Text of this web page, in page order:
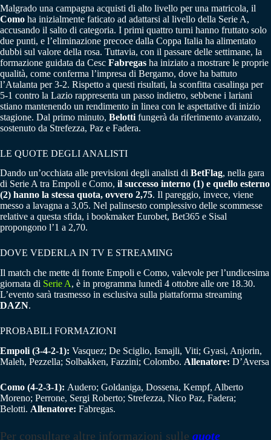
Malgrado una campagna acquisti di alto livello per una matricola, il
Como ha inizialmente faticato ad adattarsi al livello della Serie A,
accusando il salto di categoria. I primi quattro turni hanno fruttato solo
due punti, e l’eliminazione precoce dalla Coppa Italia ha alimentato
dubbi sul valore della rosa. Tuttavia, con il passare delle settimane, la
formazione guidata da Cesc Fabregas ha iniziato a mostrare le proprie
qualità, come conferma l’impresa di Bergamo, dove ha battuto
l’Atalanta per 3-2. Rispetto a questi risultati, la sconfitta casalinga per
5-1 contro la Lazio rappresenta un passo indietro, sebbene i lariani
stiano mantenendo un rendimento in linea con le aspettative di inizio
stagione. Dal primo minuto, Belotti fungerà da riferimento avanzato,
sostenuto da Strefezza, Paz e Fadera.
LE QUOTE DEGLI ANALISTI
Dando un’occhiata alle previsioni degli analisti di BetFlag, nella gara
di Serie A tra Empoli e Como, il successo interno (1) e quello esterno
(2) hanno la stessa quota, ovvero 2,75. Il pareggio, invece, viene
messo a lavagna a 3,05. Nel palinsesto complessivo delle scommesse
relative a questa sfida, i bookmaker Eurobet, Bet365 e Sisal
propongono l’1 a 2,70.
DOVE VEDERLA IN TV E STREAMING
Il match che mette di fronte Empoli e Como, valevole per l’undicesima
giornata di Serie A, è in programma lunedì 4 ottobre alle ore 18.30.
L’evento sarà trasmesso in esclusiva sulla piattaforma streaming
DAZN.
PROBABILI FORMAZIONI
Empoli (3-4-2-1): Vasquez; De Sciglio, Ismajli, Viti; Gyasi, Anjorin,
Maleh, Pezzella; Solbakken, Fazzini; Colombo. Allenatore: D’Aversa
Como (4-2-3-1): Audero; Goldaniga, Dossena, Kempf, Alberto
Moreno; Perrone, Sergi Roberto; Strefezza, Nico Paz, Fadera;
Belotti. Allenatore: Fabregas.
Per consultare altre informazioni sulle quote